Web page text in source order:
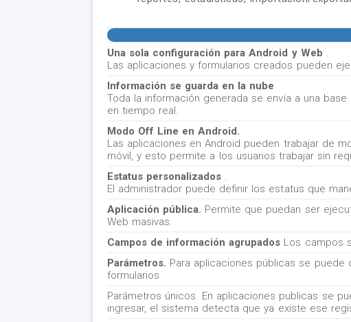
Una sola configuración para Android y Web .
Las aplicaciones y formularios creados pueden
Información se guarda en la nube
Toda la información generada se envía a una
en tiempo real.
Modo Off Line en Android.
Las aplicaciones en Android pueden trabajar de
móvil, y esto permite a los usuarios trabajar sin
Estatus personalizados .
El administrador puede definir los estatus que
Aplicación pública. Permite que puedan ser
Web masivas.
Campos de información agrupados Los campos
Parámetros. Para aplicaciones públicas se
formularios
Parámetros únicos. En aplicaciones publicas se
ingresar, el sistema detecta que ya existe ese